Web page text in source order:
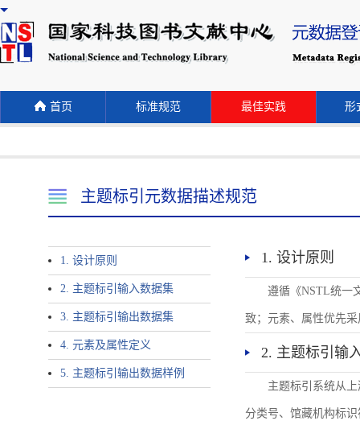
首页 标准规范 最佳实践 形
主题标引元数据描述规范
1. 设计原则
2. 主题标引输入数据集
3. 主题标引输出数据集
4. 元素及属性定义
5. 主题标引输出数据样例
1. 设计原则
遵循《NSTL统一
致；元素、属性优先
2. 主题标引输
主题标引系统从
分类号、馆藏机构标